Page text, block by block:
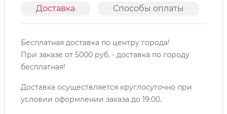
Доставка Способы оплаты
Бесплатная доставка по центру города!
При заказе от 5000 руб. - доставка по городу
бесплатная!
Доставка осуществляется круглосуточно при
условии оформлении заказа до 19:00.